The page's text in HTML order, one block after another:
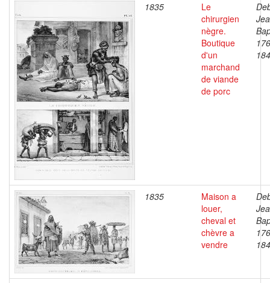
1835
Le
chirurgien
nègre.
Boutique
d'un
marchand
de viande
de porc
1835
Maison a
louer,
cheval et
chèvre a
vendre